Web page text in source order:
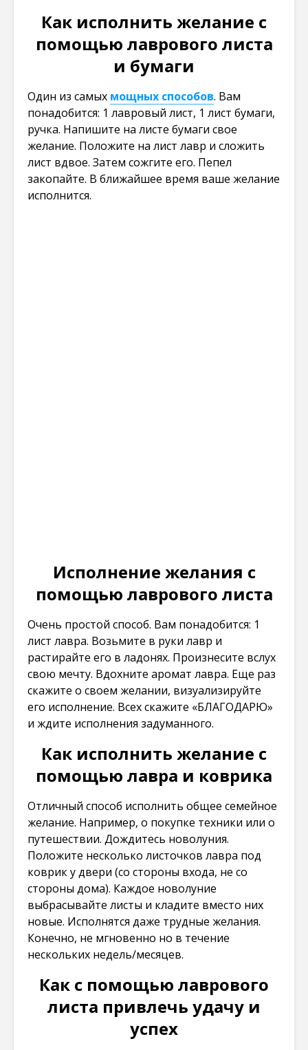
Как исполнить желание с
помощью лаврового листа
и бумаги
Один из самых мощных способов. Вам
понадобится: 1 лавровый лист, 1 лист бумаги,
ручка. Напишите на листе бумаги свое
желание. Положите на лист лавр и сложить
лист вдвое. Затем сожгите его. Пепел
закопайте. В ближайшее время ваше желание
исполнится.
Исполнение желания с
помощью лаврового листа
Очень простой способ. Вам понадобится: 1
лист лавра. Возьмите в руки лавр и
растирайте его в ладонях. Произнесите вслух
свою мечту. Вдохните аромат лавра. Еще раз
скажите о своем желании, визуализируйте
его исполнение. Всех скажите «БЛАГОДАРЮ»
и ждите исполнения задуманного.
Как исполнить желание с
помощью лавра и коврика
Отличный способ исполнить общее семейное
желание. Например, о покупке техники или о
путешествии. Дождитесь новолуния.
Положите несколько листочков лавра под
коврик у двери (со стороны входа, не со
стороны дома). Каждое новолуние
выбрасывайте листы и кладите вместо них
новые. Исполнятся даже трудные желания.
Конечно, не мгновенно но в течение
нескольких недель/месяцев.
Как с помощью лаврового
листа привлечь удачу и
успех